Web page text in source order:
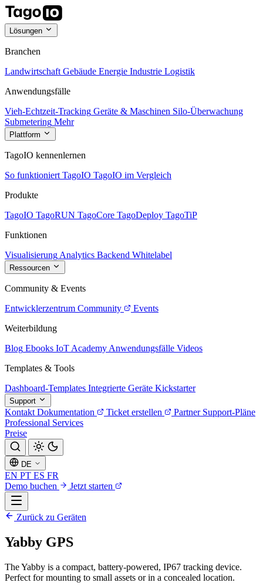
Lösungen
Branchen
Landwirtschaft Gebäude Energie Industrie Logistik
Anwendungsfälle
Vieh-Echtzeit-Tracking Geräte & Maschinen Silo-Überwachung
Submetering Mehr
Plattform
TagoIO kennenlernen
So funktioniert TagoIO TagoIO im Vergleich
Produkte
TagoIO TagoRUN TagoCore TagoDeploy TagoTiP
Funktionen
Visualisierung Analytics Backend Whitelabel
Ressourcen
Community & Events
Entwicklerzentrum Community
Events
Weiterbildung
Blog Ebooks IoT Academy Anwendungsfälle Videos
Templates & Tools
Dashboard-Templates Integrierte Geräte Kickstarter
Support
Kontakt Dokumentation Ticket erstellen Partner Support-Pläne
Professional Services
Preise
DE
EN PT ES FR
Demo buchen
Jetzt starten
Zurück zu Geräten
Yabby GPS
The Yabby is a compact, battery-powered, IP67 tracking device.
Perfect for mounting to small assets or in a concealed location.